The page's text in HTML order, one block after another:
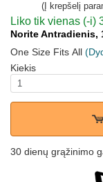
(Į krepšelį
Liko tik vienas (-i)
Norite Antradienis,
One Size Fits All
Kiekis
30 dienų grąžinimo